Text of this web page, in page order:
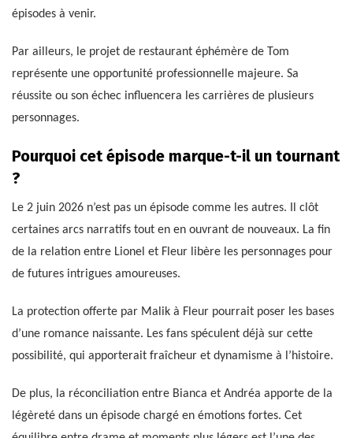
épisodes à venir.
Par ailleurs, le projet de restaurant éphémère de Tom
représente une opportunité professionnelle majeure. Sa
réussite ou son échec influencera les carrières de plusieurs
personnages.
Pourquoi cet épisode marque-t-il un tournant
?
Le 2 juin 2026 n’est pas un épisode comme les autres. Il clôt
certaines arcs narratifs tout en en ouvrant de nouveaux. La fin
de la relation entre Lionel et Fleur libère les personnages pour
de futures intrigues amoureuses.
La protection offerte par Malik à Fleur pourrait poser les bases
d’une romance naissante. Les fans spéculent déjà sur cette
possibilité, qui apporterait fraîcheur et dynamisme à l’histoire.
De plus, la réconciliation entre Bianca et Andréa apporte de la
légèreté dans un épisode chargé en émotions fortes. Cet